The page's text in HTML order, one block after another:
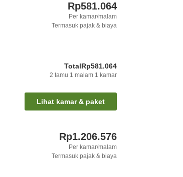
Rp581.064
Per kamar/malam
Termasuk pajak & biaya
TotalRp581.064
2 tamu 1 malam 1 kamar
Lihat kamar & paket
Rp1.206.576
Per kamar/malam
Termasuk pajak & biaya